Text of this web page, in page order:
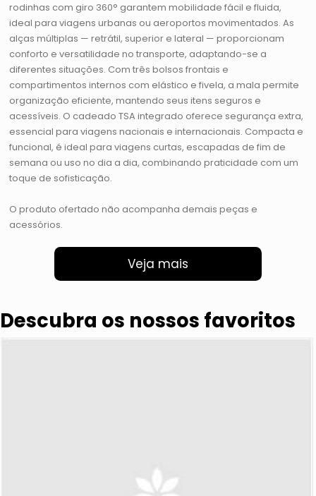
rodinhas com giro 360° garantem mobilidade fácil e fluida,
ideal para viagens urbanas ou aeroportos movimentados. As
alças múltiplas — retrátil, superior e lateral — proporcionam
conforto e versatilidade no transporte, adaptando-se a
diferentes situações. Com três bolsos frontais e
compartimentos internos com elástico e fivela, a mala permite
organização eficiente, mantendo seus itens seguros e
acessíveis. O cadeado TSA integrado oferece segurança extra,
essencial para viagens nacionais e internacionais. Compacta e
funcional, é ideal para viagens curtas, escapadas de fim de
semana ou uso no dia a dia, combinando praticidade com um
toque de sofisticação.
O produto ofertado não acompanha demais peças e
acessórios.
Veja mais
Descubra os nossos favoritos